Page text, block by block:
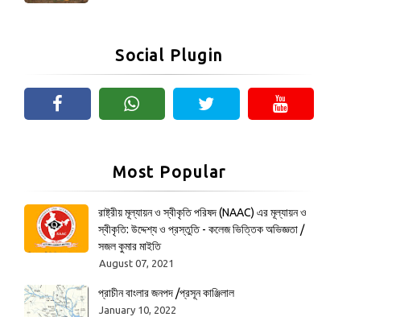
Social Plugin
Most Popular
রাষ্ট্রীয় মূল্যায়ন ও স্বীকৃতি পরিষদ (NAAC) এর মূল্যায়ন ও
স্বীকৃতি: উদ্দেশ্য ও প্রস্তুতি - কলেজ ভিত্তিক অভিজ্ঞতা /
সজল কুমার মাইতি
August 07, 2021
প্রাচীন বাংলার জনপদ /প্রসূন কাঞ্জিলাল
January 10, 2022